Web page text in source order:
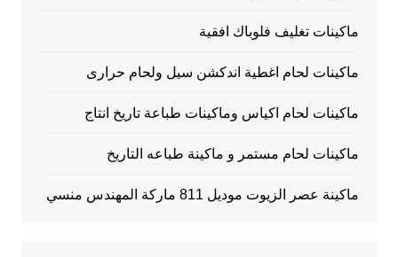
ماكينات تغليف فلوباك افقية
ماكينات لحام اغطية اندكشن سيل ولحام حرارى
ماكينات لحام اكياس وماكينات طباعة تاريخ انتاج
ماكينات لحام مستمر و ماكينة طباعه التاريخ
ماكينة عصر الزيوت موديل 811 ماركة المهندس منسي